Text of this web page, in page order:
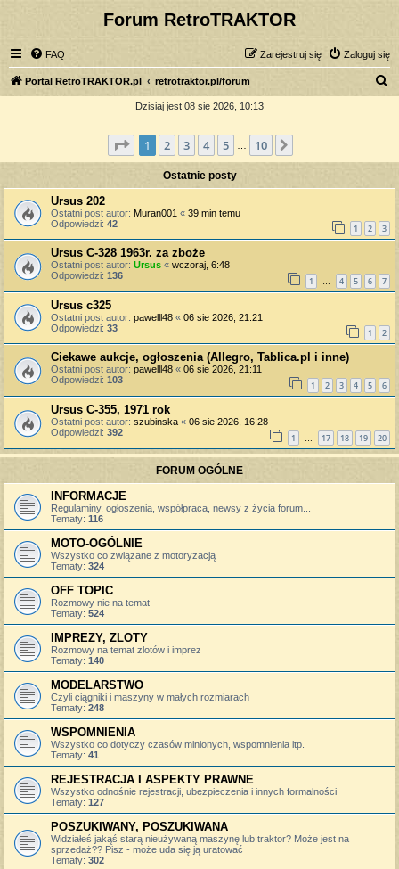
Forum RetroTRAKTOR
FAQ Zaloguj się
Zarejestruj się
Portal RetroTRAKTOR.pl retrotraktor.pl/forum
a
j
Dzisiaj jest 08 sie 2026, 10:13
Strona z10
1 2 3 4 5 10
Ostatnie posty
Ursus 202
Ostatni post autor: Muran001 « 39 min temu
Odpowiedzi: 42 1 2 3
Ursus C-328 1963r. za zboże
Ostatni post autor: Ursus « wczoraj, 6:48
Odpowiedzi: 136 1 … 4 5 6 7
Ursus c325
Ostatni post autor: pawelll48 « 06 sie 2026, 21:21
Odpowiedzi: 33 1 2
Ciekawe aukcje, ogłoszenia (Allegro, Tablica.pl i inne)
Ostatni post autor: pawelll48 « 06 sie 2026, 21:11
Odpowiedzi: 103 1 2 3 4 5 6
Ursus C-355, 1971 rok
Ostatni post autor: szubinska « 06 sie 2026, 16:28
Odpowiedzi: 392 1 … 17 18 19 20
FORUM OGÓLNE
INFORMACJE
Regulaminy, ogłoszenia, współpraca, newsy z życia forum...
Tematy: 116
MOTO-OGÓLNIE
Wszystko co związane z motoryzacją
Tematy: 324
OFF TOPIC
Rozmowy nie na temat
Tematy: 524
IMPREZY, ZLOTY
Rozmowy na temat zlotów i imprez
Tematy: 140
MODELARSTWO
Czyli ciągniki i maszyny w małych rozmiarach
Tematy: 248
WSPOMNIENIA
Wszystko co dotyczy czasów minionych, wspomnienia itp.
Tematy: 41
REJESTRACJA I ASPEKTY PRAWNE
Wszystko odnośnie rejestracji, ubezpieczenia i innych formalności
Tematy: 127
POSZUKIWANY, POSZUKIWANA
Widziałeś jakąś starą nieużywaną maszynę lub traktor? Może jest na
sprzedaż?? Pisz - może uda się ją uratować
Tematy: 302